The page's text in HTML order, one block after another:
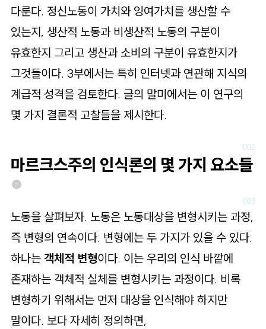
다룬다. 정신노동이 가치와 잉여가치를 생산할 수
있는지, 생산적 노동과 비생산적 노동의 구분이
유효한지 그리고 생산과 소비의 구분이 유효한지가
그것들이다. 3부에서는 특히 인터넷과 연관해 지식의
계급적 성격을 검토한다. 글의 말미에서는 이 연구의
몇 가지 결론적 고찰들을 제시한다.
마르크스주의 인식론의 몇 가지 요소들
1
노동을 살펴보자. 노동은 노동대상을 변형시키는 과정,
즉 변형의 연속이다. 변형에는 두 가지가 있을 수 있다.
하나는 객체적 변형이다. 이는 우리의 인식 바깥에
존재하는 객체적 실체를 변형시키는 과정이다. 비록
변형하기 위해서는 먼저 대상을 인식해야 하지만
말이다. 보다 자세히 정의하면,